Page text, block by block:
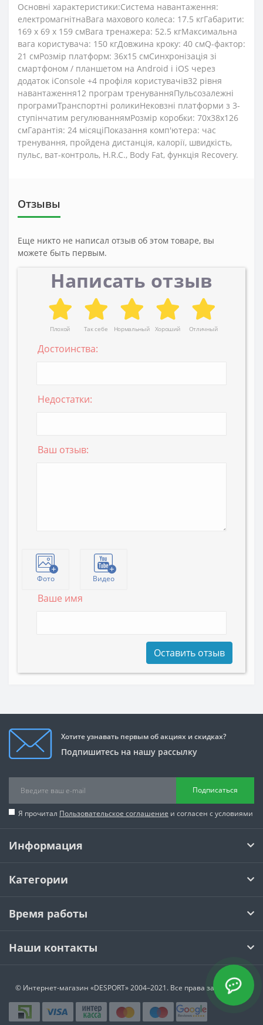
Основні характеристики:Система навантаження:
електромагнітнаВага махового колеса: 17.5 кгГабарити:
169 х 69 х 159 смВага тренажера: 52.5 кгМаксимальна
вага користувача: 150 кгДовжина кроку: 40 смQ-фактор:
21 смРозмір платформ: 36х15 смСинхронізація зі
смартфоном / планшетом на Android і iOS через
додаток iConsole +4 профіля користувачів32 рівня
навантаження12 програм тренуванняПульсозалежні
програмиТранспортні роликиНековзні платформи з 3-
ступінчатим регулюваннямРозмір коробки: 70х38х126
смГарантія: 24 місяціПоказання комп'ютера: час
тренування, пройдена дистанція, калорії, швидкість,
пульс, ват-контроль, H.R.C., Body Fat, функція Recovery.
Отзывы
Еще никто не написал отзыв об этом товаре, вы
можете быть первым.
Написать отзыв
Плохой Так себе Нормальный Хороший Отличный
Достоинства:
Недостатки:
Ваш отзыв:
Фото Видео
Ваше имя
Оставить отзыв
Хотите узнавать первым об акциях и скидках?
Подпишитесь на нашу рассылку
Подписаться
Я прочитал Пользовательское соглашение и согласен с условиями
Информация
Категории
Время работы
Наши контакты
© Интернет-магазин «DESPORT»2004–2021. Все права защищены.